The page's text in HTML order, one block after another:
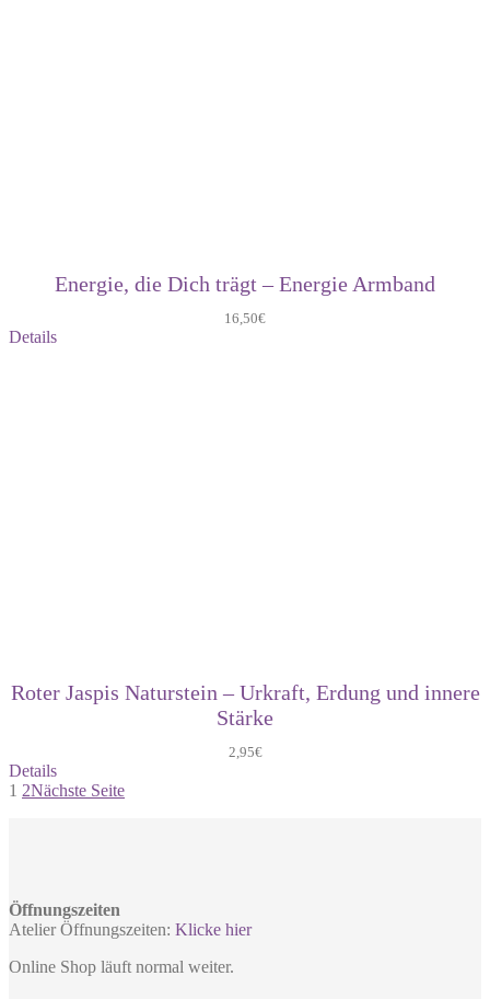
Energie, die Dich trägt – Energie Armband
16,50€
Details
Roter Jaspis Naturstein – Urkraft, Erdung und innere
Stärke
2,95€
Details
1 2Nächste Seite
Öffnungszeiten
Atelier Öffnungszeiten: Klicke hier
Online Shop läuft normal weiter.